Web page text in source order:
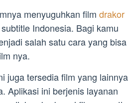
menyuguhkan film drakor
Indonesia. Bagi kamu
salah satu cara yang bisa
nya.
juga tersedia film yang lainnya
Aplikasi ini berjenis layanan